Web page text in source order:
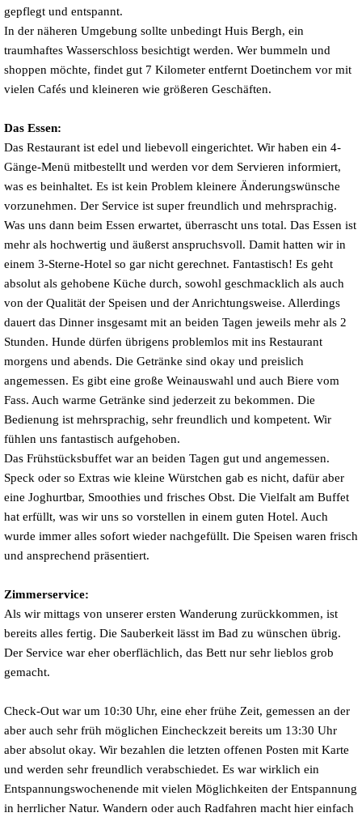
gepflegt und entspannt.
In der näheren Umgebung sollte unbedingt Huis Bergh, ein
traumhaftes Wasserschloss besichtigt werden. Wer bummeln und
shoppen möchte, findet gut 7 Kilometer entfernt Doetinchem vor mit
vielen Cafés und kleineren wie größeren Geschäften.
Das Essen:
Das Restaurant ist edel und liebevoll eingerichtet. Wir haben ein 4-
Gänge-Menü mitbestellt und werden vor dem Servieren informiert,
was es beinhaltet. Es ist kein Problem kleinere Änderungswünsche
vorzunehmen. Der Service ist super freundlich und mehrsprachig.
Was uns dann beim Essen erwartet, überrascht uns total. Das Essen ist
mehr als hochwertig und äußerst anspruchsvoll. Damit hatten wir in
einem 3-Sterne-Hotel so gar nicht gerechnet. Fantastisch! Es geht
absolut als gehobene Küche durch, sowohl geschmacklich als auch
von der Qualität der Speisen und der Anrichtungsweise. Allerdings
dauert das Dinner insgesamt mit an beiden Tagen jeweils mehr als 2
Stunden. Hunde dürfen übrigens problemlos mit ins Restaurant
morgens und abends. Die Getränke sind okay und preislich
angemessen. Es gibt eine große Weinauswahl und auch Biere vom
Fass. Auch warme Getränke sind jederzeit zu bekommen. Die
Bedienung ist mehrsprachig, sehr freundlich und kompetent. Wir
fühlen uns fantastisch aufgehoben.
Das Frühstücksbuffet war an beiden Tagen gut und angemessen.
Speck oder so Extras wie kleine Würstchen gab es nicht, dafür aber
eine Joghurtbar, Smoothies und frisches Obst. Die Vielfalt am Buffet
hat erfüllt, was wir uns so vorstellen in einem guten Hotel. Auch
wurde immer alles sofort wieder nachgefüllt. Die Speisen waren frisch
und ansprechend präsentiert.
Zimmerservice:
Als wir mittags von unserer ersten Wanderung zurückkommen, ist
bereits alles fertig. Die Sauberkeit lässt im Bad zu wünschen übrig.
Der Service war eher oberflächlich, das Bett nur sehr lieblos grob
gemacht.
Check-Out war um 10:30 Uhr, eine eher frühe Zeit, gemessen an der
aber auch sehr früh möglichen Eincheckzeit bereits um 13:30 Uhr
aber absolut okay. Wir bezahlen die letzten offenen Posten mit Karte
und werden sehr freundlich verabschiedet. Es war wirklich ein
Entspannungswochenende mit vielen Möglichkeiten der Entspannung
in herrlicher Natur. Wandern oder auch Radfahren macht hier einfach